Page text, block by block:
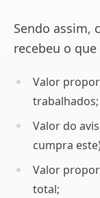
Sendo assim,
recebeu o
Valor
trabalhados;
Valor do
cumpra
Valor
total;